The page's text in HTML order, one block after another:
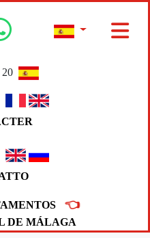
20
👈
DE MÁLAGA